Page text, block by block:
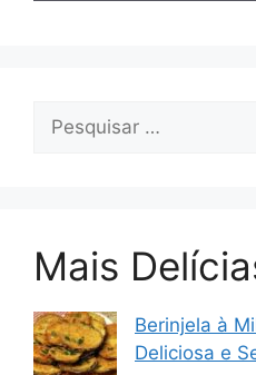
Pesquisar
Mais
Berinjela à
Deliciosa e